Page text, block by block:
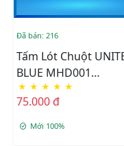
Đã bán: 216
Tấm Lót Chuột
BLUE MHD001
(220*245*15)MM
★ ★ ★ ★ ★
75.000 đ
Mới 100%